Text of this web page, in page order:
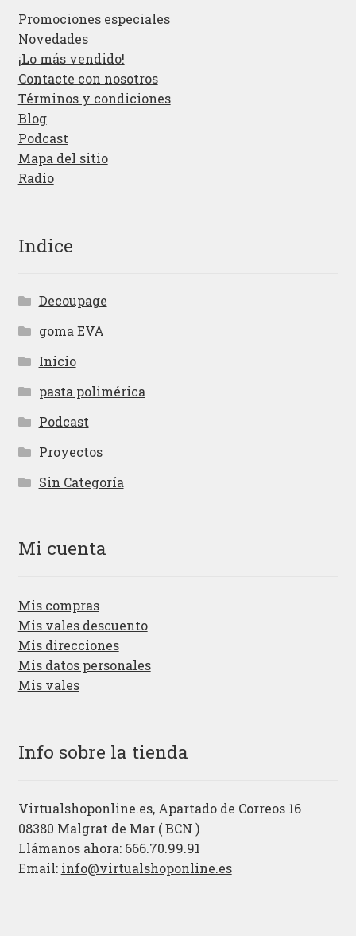
Promociones especiales
Novedades
¡Lo más vendido!
Contacte con nosotros
Términos y condiciones
Blog
Podcast
Mapa del sitio
Radio
Indice
Decoupage
goma EVA
Inicio
pasta polimérica
Podcast
Proyectos
Sin Categoría
Mi cuenta
Mis compras
Mis vales descuento
Mis direcciones
Mis datos personales
Mis vales
Info sobre la tienda
Virtualshoponline.es, Apartado de Correos 16
08380 Malgrat de Mar ( BCN )
Llámanos ahora: 666.70.99.91
Email: info@virtualshoponline.es